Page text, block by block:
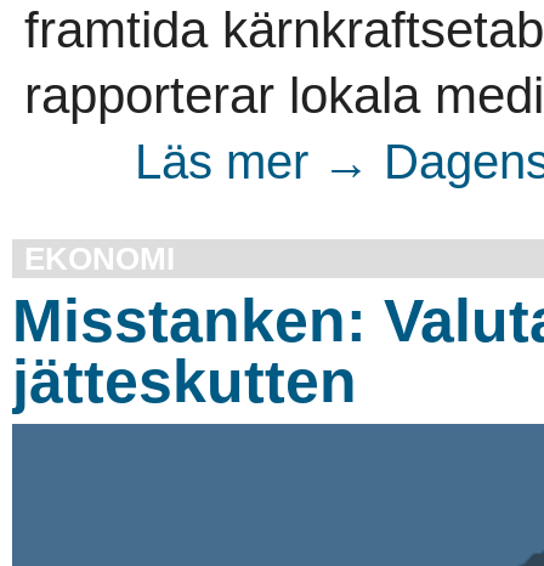
framtida
rapporterar lokala
Läs mer →
EKONOMI
Misstanken:
jätteskutten